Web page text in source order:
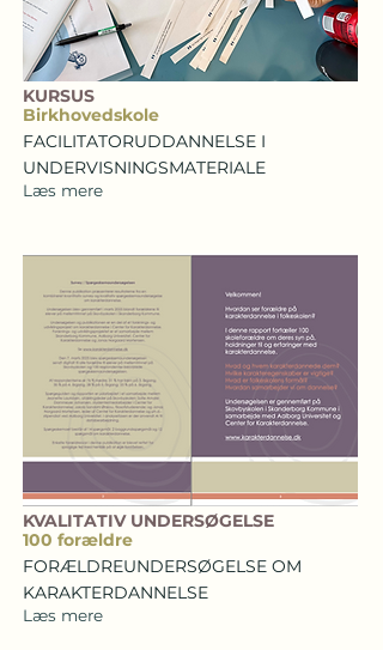
KURSUS
Birkhovedskole
FACILITATORUDDANNELSE I
UNDERVISNINGSMATERIALE
Læs mere
KVALITATIV UNDERSØGELSE
100 forældre
FORÆLDREUNDERSØGELSE OM
KARAKTERDANNELSE
Læs mere